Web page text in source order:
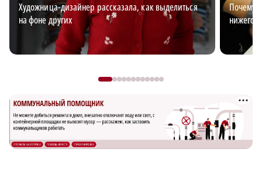
Художница-дизайнер рассказала, как выделиться
на фоне других
Почему